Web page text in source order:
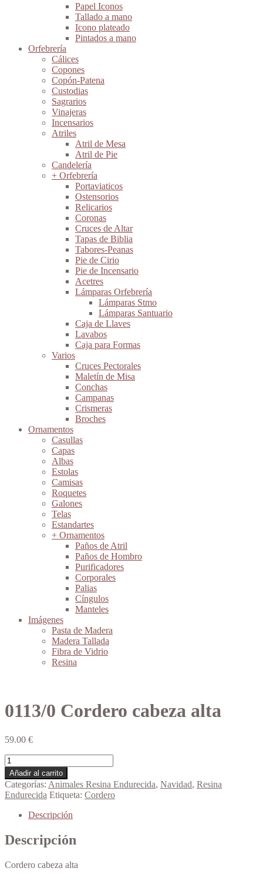
Papel Iconos
Tallado a mano
Icono plateado
Pintados a mano
Orfebrería
Cálices
Copones
Copón-Patena
Custodias
Sagrarios
Vinajeras
Incensarios
Atriles
Atril de Mesa
Atril de Pie
Candelería
+ Orfebrería
Portaviaticos
Ostensorios
Relicarios
Coronas
Cruces de Altar
Tapas de Biblia
Tabores-Peanas
Pie de Cirio
Pie de Incensario
Acetres
Lámparas Orfebrería
Lámparas Stmo
Lámparas Santuario
Caja de Llaves
Lavabos
Caja para Formas
Varios
Cruces Pectorales
Maletín de Misa
Conchas
Campanas
Crismeras
Broches
Ornamentos
Casullas
Capas
Albas
Estolas
Camisas
Roquetes
Galones
Telas
Estandartes
+ Ornamentos
Paños de Atril
Paños de Hombro
Purificadores
Corporales
Palias
Cíngulos
Manteles
Imágenes
Pasta de Madera
Madera Tallada
Fibra de Vidrio
Resina
0113/0 Cordero cabeza alta
59.00 €
0113/0
Cordero
cabeza
alta
cantidad
Añadir al carrito
Categorías: Animales Resina Endurecida, Navidad, Resina
Endurecida Etiqueta: Cordero
Descripción
Descripción
Cordero cabeza alta